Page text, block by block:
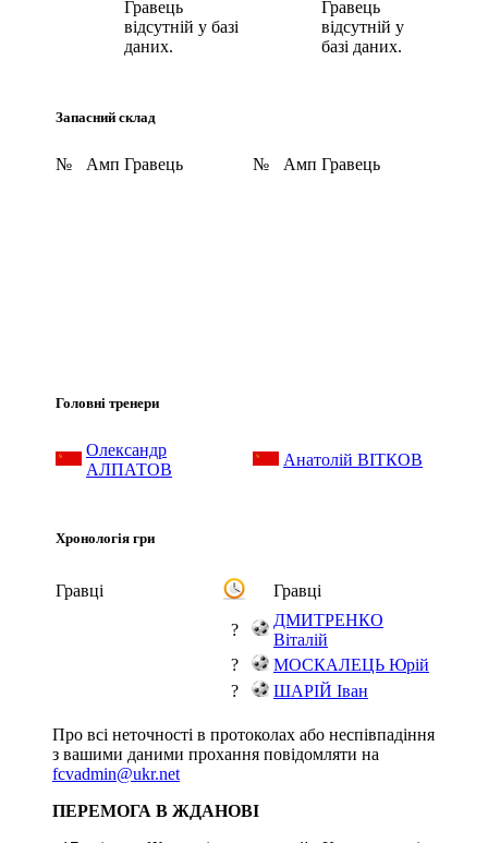
Гравець
відсутній у базі
даних.
Гравець
відсутній у
базі даних.
Запасний склад
№ Амп Гравець № Амп Гравець
Головні тренери
Олександр
АЛПАТОВ
Анатолій ВІТКОВ
Хронологія гри
Гравці Гравці
?
ДМИТРЕНКО
Віталій
?
МОСКАЛЕЦЬ Юрій
?
ШАРІЙ Іван
Про всі неточності в протоколах або неспівпадіння
з вашими даними прохання повідомляти на
fcvadmin@ukr.net
ПЕРЕМОГА В ЖДАНОВІ